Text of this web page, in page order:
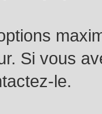
Si vous
le.